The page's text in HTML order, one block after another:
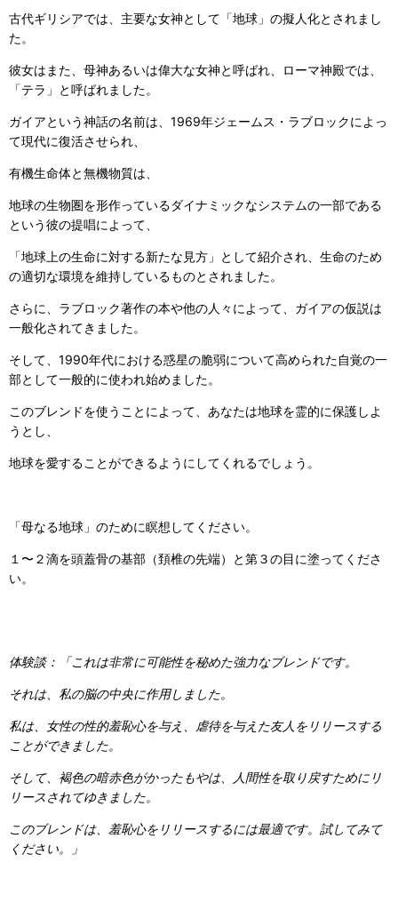
古代ギリシアでは、主要な女神として「地球」の擬人化とされまし
た。
彼女はまた、母神あるいは偉大な女神と呼ばれ、ローマ神殿では、
「テラ」と呼ばれました。
ガイアという神話の名前は、1969年ジェームス・ラブロックによっ
て現代に復活させられ、
有機生命体と無機物質は、
地球の生物圏を形作っているダイナミックなシステムの一部である
という彼の提唱によって、
「地球上の生命に対する新たな見方」として紹介され、生命のため
の適切な環境を維持しているものとされました。
さらに、ラブロック著作の本や他の人々によって、ガイアの仮説は
一般化されてきました。
そして、1990年代における惑星の脆弱について高められた自覚の一
部として一般的に使われ始めました。
このブレンドを使うことによって、あなたは地球を霊的に保護しよ
うとし、
地球を愛することができるようにしてくれるでしょう。
「母なる地球」のために瞑想してください。
１〜２滴を頭蓋骨の基部（頚椎の先端）と第３の目に塗ってくださ
い。
体験談：「これは非常に可能性を秘めた強力なブレンドです。
それは、私の脳の中央に作用しました。
私は、女性の性的羞恥心を与え、虐待を与えた友人をリリースする
ことができました。
そして、褐色の暗赤色がかったもやは、人間性を取り戻すためにリ
リースされてゆきました。
このブレンドは、羞恥心をリリースするには最適です。試してみて
ください。」